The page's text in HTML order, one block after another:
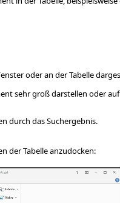
oder an der Tabelle
sehr groß darstellen oder
durch das Suchergebnis.
der Tabelle anzudocken: